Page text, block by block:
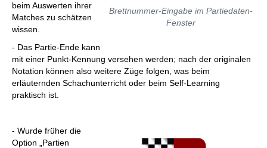
Brettnummer-Eingabe im Partiedaten-
Fenster
beim Auswerten ihrer
Matches zu schätzen
wissen.
- Das Partie-Ende kann
mit einer Punkt-Kennung versehen werden; nach der originalen
Notation können also weitere Züge folgen, was beim
erläuternden Schachunterricht oder beim Self-Learning
praktisch ist.
- Wurde früher die
Option „Partien